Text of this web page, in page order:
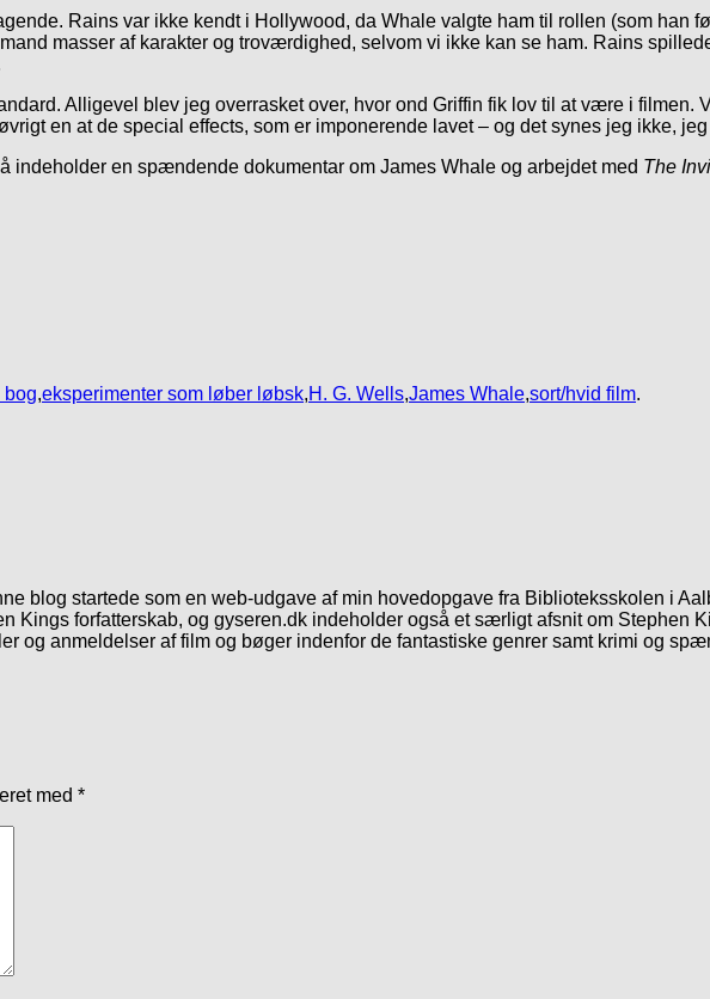
Rains var ikke kendt i Hollywood, da Whale valgte ham til rollen (som han
masser af karakter og troværdighed, selvom vi ikke kan se ham. Rains
Alligevel blev jeg overrasket over, hvor ond Griffin fik lov til at være i filmen.
en at de special effects, som er imponerende lavet – og det synes jeg ikke,
indeholder en spændende dokumentar om James Whale og arbejdet med The
bog,eksperimenter som løber løbsk,H. G. Wells,James Whale,sort/hvid film.
blog startede som en web-udgave af min hovedopgave fra Biblioteksskolen i
Kings forfatterskab, og gyseren.dk indeholder også et særligt afsnit om Stephen
og anmeldelser af film og bøger indenfor de fantastiske genrer samt krimi og
med *